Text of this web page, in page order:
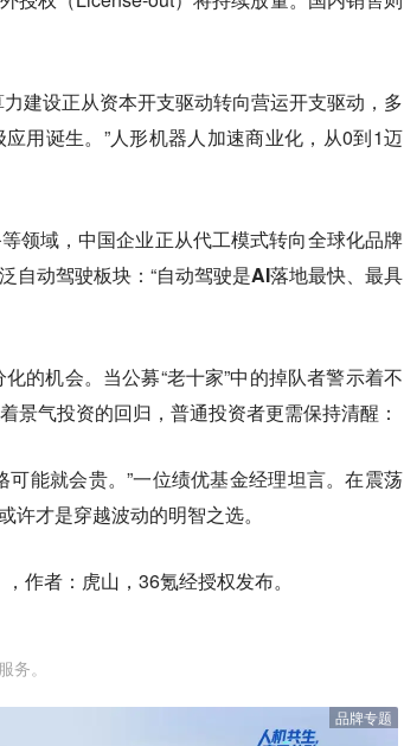
建设正从资本开支驱动转向营运开支驱动 ，多
用诞生。”人形机器人加速商业化，从0到1迈
领域，中国企业正从代工模式转向全球化品牌
自动驾驶板块：“自动驾驶是AI落地最快、最具
化的机会。当公募“老十家”中的掉队者警示着不
景气投资的回归，普通投资者更需保持清醒：
能就会贵。”一位绩优基金经理坦言。在震荡
许才是穿越波动的明智之选。
作者：虎山，36氪经授权发布。
。
品牌专题